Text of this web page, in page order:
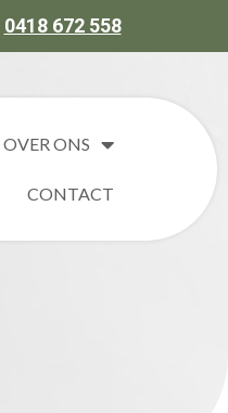
0418 672 558
OVER ONS
CONTACT